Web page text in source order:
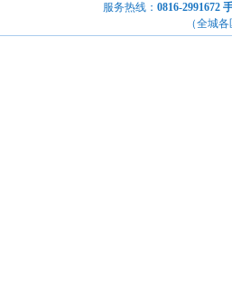
服务热线： 0816-2991672
（全城